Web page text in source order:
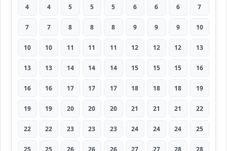
4 4 5 5 5 6 6 6 7
7 7 8 8 8 9 9 9 10
10 10 11 11 11 12 12 12 13
13 13 14 14 14 15 15 15 16
16 16 17 17 17 18 18 18 19
19 19 20 20 20 21 21 21 22
22 22 23 23 23 24 24 24 25
25 25 26 26 26 27 27 28 28